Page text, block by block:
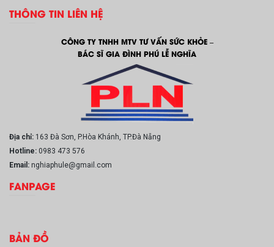
THÔNG TIN LIÊN HỆ
CÔNG TY TNHH MTV TƯ VẤN SỨC KHỎE –
BÁC SĨ GIA ĐÌNH PHÚ LỄ NGHĨA
Địa chỉ: 163 Đà Sơn, P.Hòa Khánh, TP.Đà Nẵng
Hotline: 0983 473 576
Email: nghiaphule@gmail.com
FANPAGE
BẢN ĐỒ